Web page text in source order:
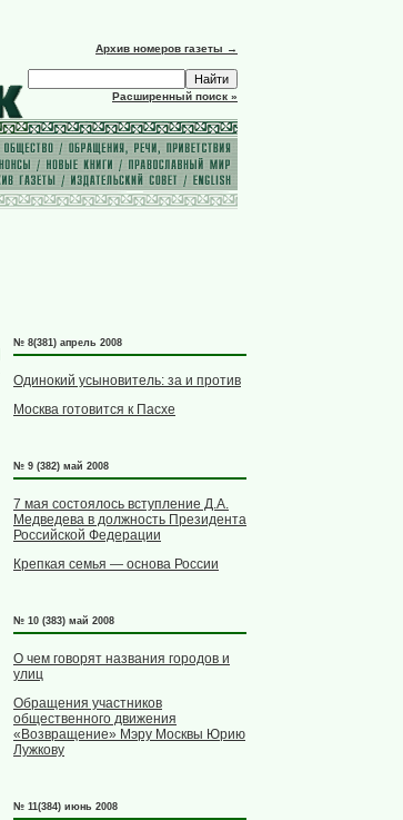
Архив номеров газеты →
Расширенный поиск »
№ 8(381) апрель 2008
Одинокий усыновитель: за и против
Москва готовится к Пасхе
№ 9 (382) май 2008
7 мая состоялось вступление Д.А.
Медведева в должность Президента
Российской Федерации
Крепкая семья — основа России
№ 10 (383) май 2008
О чем говорят названия городов и
улиц
Обращения участников
общественного движения
«Возвращение» Мэру Москвы Юрию
Лужкову
№ 11(384) июнь 2008